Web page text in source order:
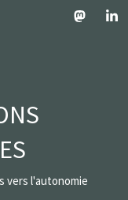
vers l'autonomie